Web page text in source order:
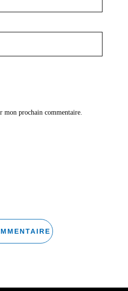
mon prochain commentaire.